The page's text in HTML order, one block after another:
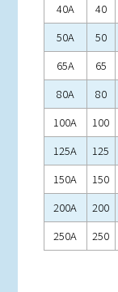
40A
40
50A
50
65A
65
80A
80
100A
100
125A
125
150A
150
200A
200
250A
250